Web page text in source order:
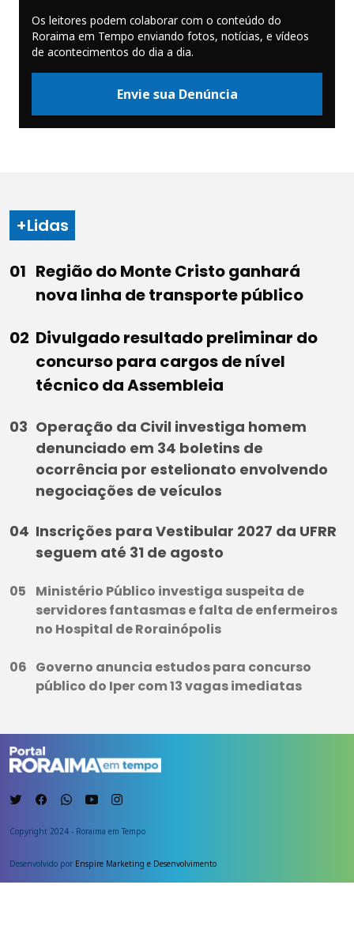
Os leitores podem colaborar com o conteúdo do
Roraima em Tempo enviando fotos, notícias, e vídeos
de acontecimentos do dia a dia.
Envie sua Denúncia
+Lidas
Região do Monte Cristo ganhará
nova linha de transporte público
Divulgado resultado preliminar do
concurso para cargos de nível
técnico da Assembleia
Operação da Civil investiga homem
denunciado em 34 boletins de
ocorrência por estelionato envolvendo
negociações de veículos
Inscrições para Vestibular 2027 da UFRR
seguem até 31 de agosto
Ministério Público investiga suspeita de
servidores fantasmas e falta de enfermeiros
no Hospital de Rorainópolis
Governo anuncia estudos para concurso
público do Iper com 13 vagas imediatas
Copyright 2024 - Roraima em Tempo
Desenvolvido por Enspire Marketing e Desenvolvimento